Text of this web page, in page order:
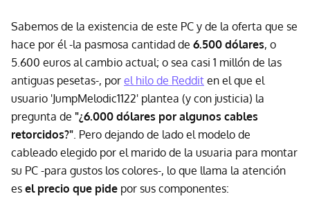
Sabemos de la existencia de este PC y de la oferta que se
hace por él -la pasmosa cantidad de 6.500 dólares, o
5.600 euros al cambio actual; o sea casi 1 millón de las
antiguas pesetas-, por el hilo de Reddit en el que el
usuario 'JumpMelodic1122' plantea (y con justicia) la
pregunta de "¿6.000 dólares por algunos cables
retorcidos?". Pero dejando de lado el modelo de
cableado elegido por el marido de la usuaria para montar
su PC -para gustos los colores-, lo que llama la atención
es el precio que pide por sus componentes: